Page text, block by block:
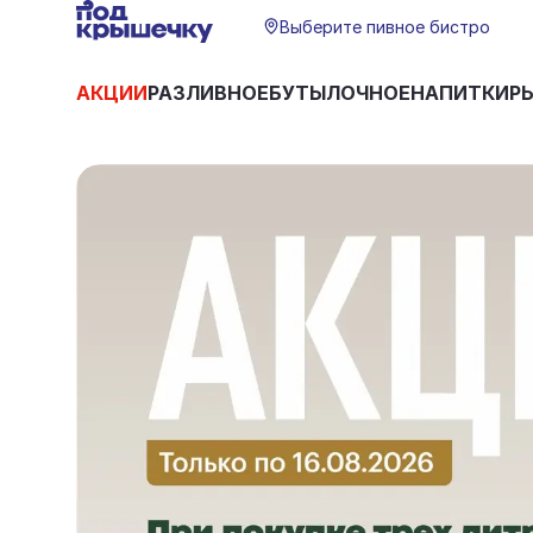
Выберите пивное бистро
АКЦИИРАЗЛИВНОЕБУТЫЛОЧНОЕНАПИТКИ